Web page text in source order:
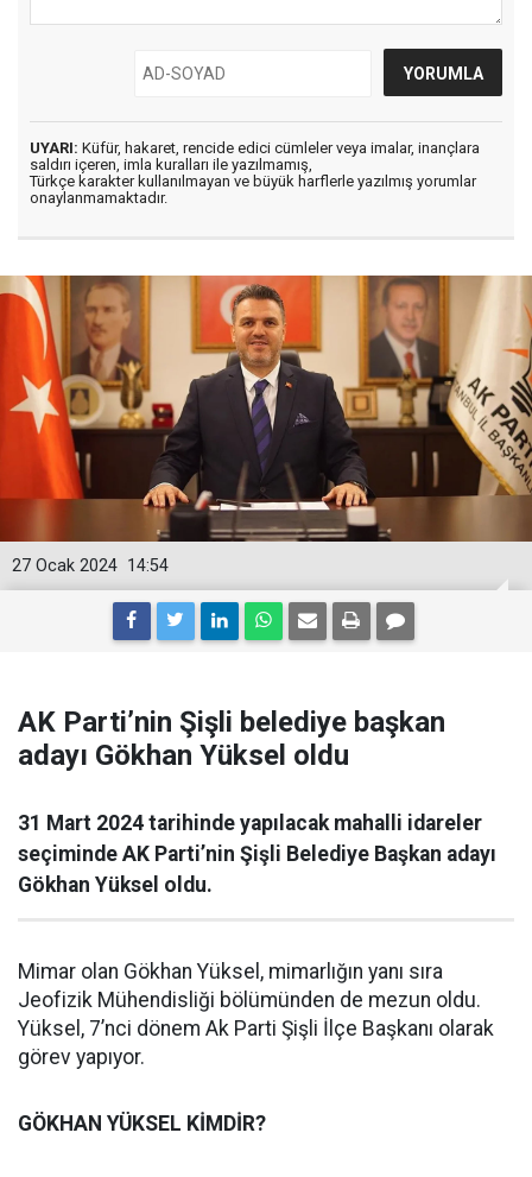
UYARI: Küfür, hakaret, rencide edici cümleler veya imalar, inançlara
saldırı içeren, imla kuralları ile yazılmamış,
Türkçe karakter kullanılmayan ve büyük harflerle yazılmış yorumlar
onaylanmamaktadır.
14:54
27 Ocak 2024
AK Parti’nin Şişli belediye başkan
adayı Gökhan Yüksel oldu
31 Mart 2024 tarihinde yapılacak mahalli idareler
seçiminde AK Parti’nin Şişli Belediye Başkan adayı
Gökhan Yüksel oldu.
Mimar olan Gökhan Yüksel, mimarlığın yanı sıra
Jeofizik Mühendisliği bölümünden de mezun oldu.
Yüksel, 7’nci dönem Ak Parti Şişli İlçe Başkanı olarak
görev yapıyor.
GÖKHAN YÜKSEL KİMDİR?